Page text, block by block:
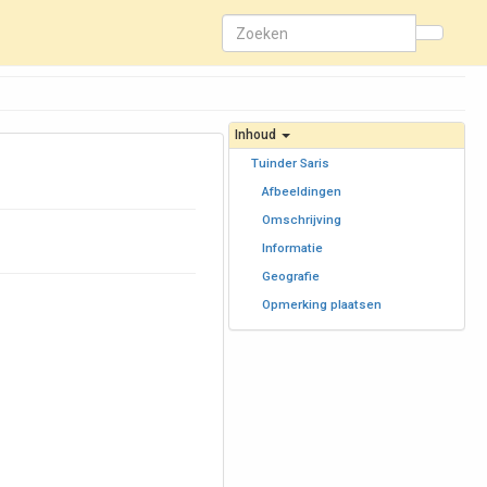
Inhoud
Tuinder Saris
Afbeeldingen
Omschrijving
Informatie
Geografie
Opmerking plaatsen